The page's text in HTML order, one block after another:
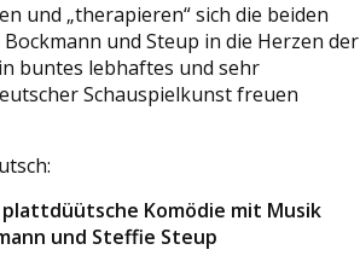
und „therapieren“ sich die beiden
und Steup in die Herzen der
buntes lebhaftes und sehr
Schauspielkunst freuen
plattdüütsche Komödie mit Musik
und Steffie Steup